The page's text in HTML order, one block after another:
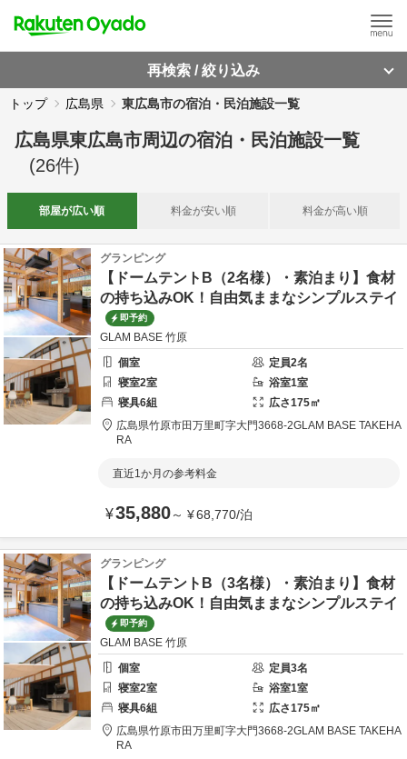
再検索 / 絞り込み
トップ 広島県 東広島市の宿泊・民泊施設一覧
広島県東広島市周辺の宿泊・民泊施設一覧
(26件)
部屋が広い順 料金が安い順 料金が高い順
グランピング
【ドームテントB（2名様）・素泊まり】食材
の持ち込みOK！自由気ままなシンプルステイ
即予約
GLAM BASE 竹原
個室
定員2名
寝室2室 浴室1室
寝具6組 広さ175㎡
広島県竹原市田万里町字大門3668-2GLAM BASE TAKEHA
RA
直近1か月の参考料金
¥35,880～ ¥68,770/泊
グランピング
【ドームテントB（3名様）・素泊まり】食材
の持ち込みOK！自由気ままなシンプルステイ
即予約
GLAM BASE 竹原
個室
定員3名
寝室2室 浴室1室
寝具6組 広さ175㎡
広島県竹原市田万里町字大門3668-2GLAM BASE TAKEHA
RA